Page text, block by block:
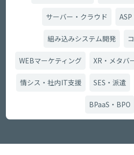
サーバー・クラウド
組み込みシステム開発
WEBマーケティング XR・メタバ
情シス・社内IT支援 SES・派遣
BPaaS・BPO